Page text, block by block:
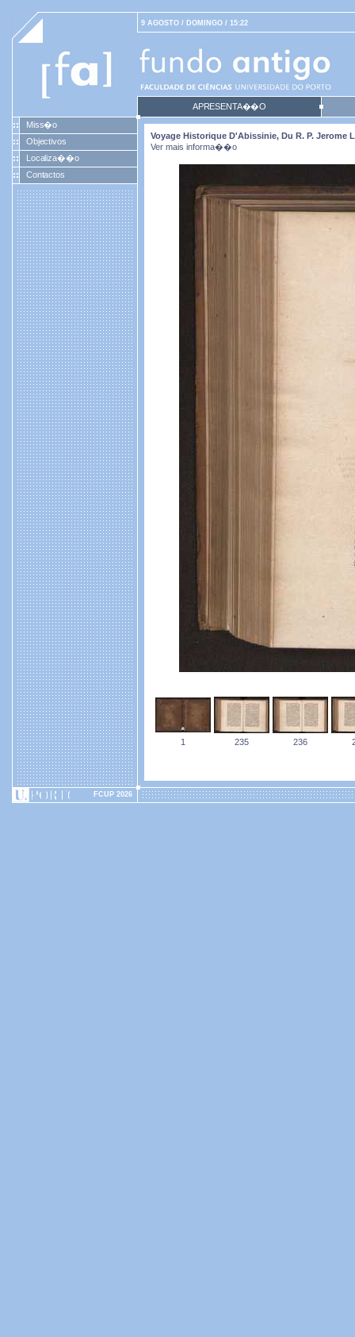
9 AGOSTO / DOMINGO / 15:22
APRESENTA��O
Miss�o
Objectivos
Localiza��o
Contactos
Voyage Historique D'Abissinie, Du R. P. Jerome
Ver mais informa��o
1 235 236
FCUP 2026